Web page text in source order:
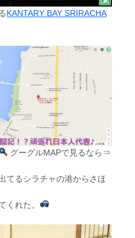
KANTARY BAY SRIRACHA
グーグルMAPで見るなら⇒
てるシラチャの港からさほ
くれた。